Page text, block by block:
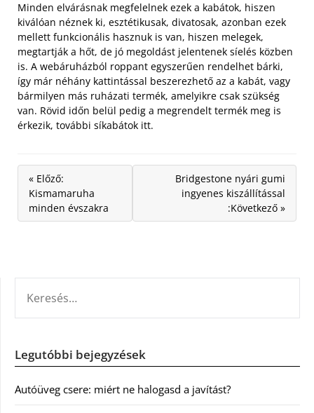
Minden elvárásnak megfelelnek ezek a kabátok, hiszen
kiválóan néznek ki, esztétikusak, divatosak, azonban ezek
mellett funkcionális hasznuk is van, hiszen melegek,
megtartják a hőt, de jó megoldást jelentenek síelés közben
is. A webáruházból roppant egyszerűen rendelhet bárki,
így már néhány kattintással beszerezhető az a kabát, vagy
bármilyen más ruházati termék, amelyikre csak szükség
van. Rövid időn belül pedig a megrendelt termék meg is
érkezik, további síkabátok itt.
« Előző:
Kismamaruha
minden évszakra
Bridgestone nyári gumi
ingyenes kiszállítással
:Következő »
Legutóbbi bejegyzések
Autóüveg csere: miért ne halogasd a javítást?